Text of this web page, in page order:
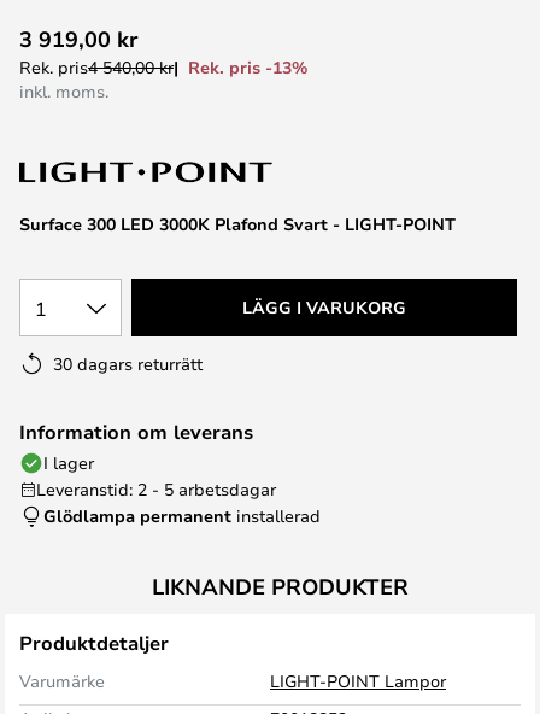
till
början
Surface 300 LED 3000K Plafond Svart - LIGHT-POINT
3 919,00 kr
Rek. pris4 540,00 kr
Rek. pris -13%
inkl. moms.
1 LÄGG I VARUKORG
30 dagars returrätt
Information om leverans
I lager
Leveranstid: 2 - 5 arbetsdagar
Glödlampa permanent installerad
LIKNANDE PRODUKTER
Produktdetaljer
Varumärke
LIGHT-POINT Lampor